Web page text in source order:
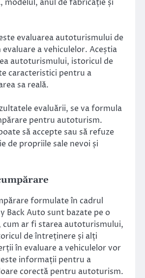
modelul, anul de fabricație și
evaluarea autoturismului de
a vehiculelor. Aceștia
autoturismului, istoricul de
caracteristici pentru a
sa reală.
evaluării, se va formula
pentru autoturism.
să accepte sau să refuze
de propriile sale nevoi și
formulate în cadrul
Back Auto sunt bazate pe o
cum ar fi starea autoturismului,
de întreținere și alți
în evaluare a vehiculelor vor
informații pentru a
corectă pentru autoturism.